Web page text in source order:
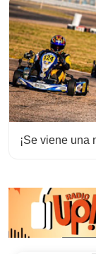
¡Se viene una